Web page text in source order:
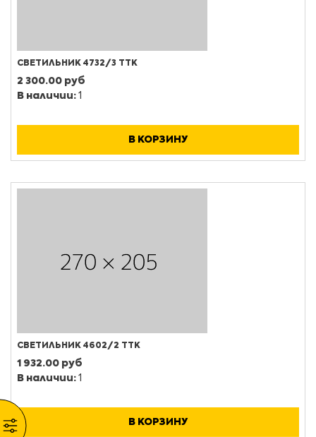
СВЕТИЛЬНИК 4732/3 ТТК
2 300.00 руб
В наличии: 1
В КОРЗИНУ
СВЕТИЛЬНИК 4602/2 ТТК
1 932.00 руб
В наличии: 1
В КОРЗИНУ